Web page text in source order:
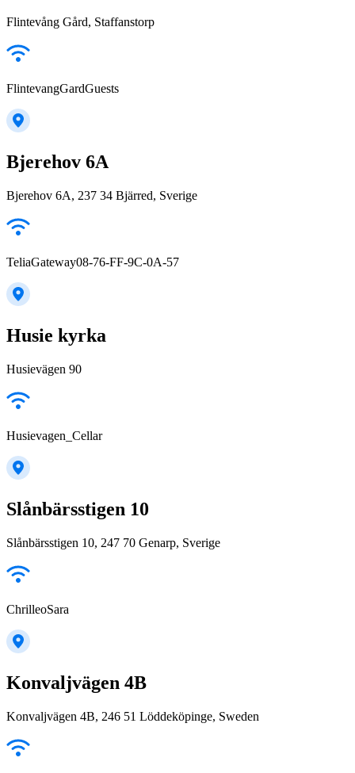
Flintevång Gård, Staffanstorp
FlintevangGardGuests
Bjerehov 6A
Bjerehov 6A, 237 34 Bjärred, Sverige
TeliaGateway08-76-FF-9C-0A-57
Husie kyrka
Husievägen 90
Husievagen_Cellar
Slånbärsstigen 10
Slånbärsstigen 10, 247 70 Genarp, Sverige
ChrilleoSara
Konvaljvägen 4B
Konvaljvägen 4B, 246 51 Löddeköpinge, Sweden